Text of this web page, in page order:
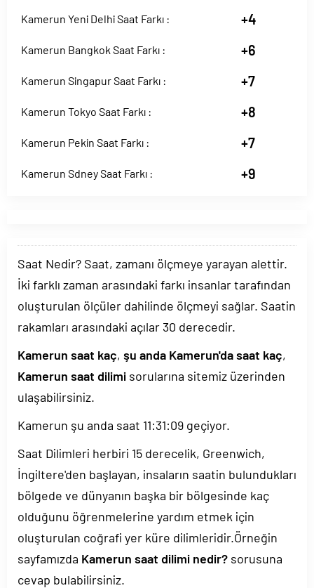
Kamerun Yeni Delhi Saat Farkı : +4
Kamerun Bangkok Saat Farkı : +6
Kamerun Singapur Saat Farkı : +7
Kamerun Tokyo Saat Farkı : +8
Kamerun Pekin Saat Farkı : +7
Kamerun Sdney Saat Farkı : +9
Saat Nedir? Saat, zamanı ölçmeye yarayan alettir.
İki farklı zaman arasındaki farkı insanlar tarafından
oluşturulan ölçüler dahilinde ölçmeyi sağlar. Saatin
rakamları arasındaki açılar 30 derecedir.
Kamerun saat kaç, şu anda Kamerun'da saat kaç,
Kamerun saat dilimi sorularına sitemiz üzerinden
ulaşabilirsiniz.
Kamerun şu anda saat 11:31:10geçiyor.
Saat Dilimleri herbiri 15 derecelik, Greenwich,
İngiltere'den başlayan, insaların saatin bulundukları
bölgede ve dünyanın başka bir bölgesinde kaç
olduğunu öğrenmelerine yardım etmek için
oluşturulan coğrafi yer küre dilimleridir.Örneğin
sayfamızda Kamerun saat dilimi nedir? sorusuna
cevap bulabilirsiniz.